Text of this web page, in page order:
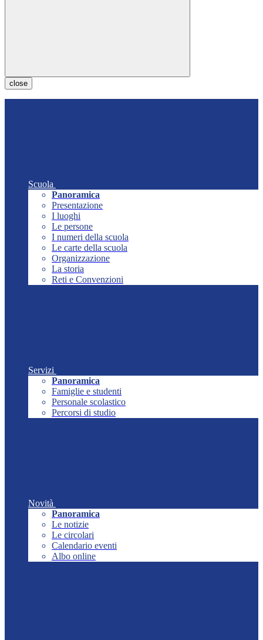
close
Scuola
Panoramica
Presentazione
I luoghi
Le persone
I numeri della scuola
Le carte della scuola
Organizzazione
La storia
Reti e Convenzioni
Servizi
Panoramica
Famiglie e studenti
Personale scolastico
Percorsi di studio
Novità
Panoramica
Le notizie
Le circolari
Calendario eventi
Albo online